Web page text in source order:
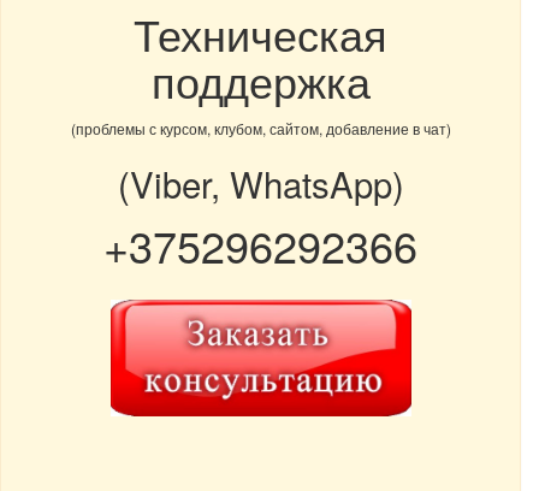
Техническая
поддержка
(проблемы с курсом, клубом, сайтом, добавление в чат)
(Viber, WhatsApp)
+375296292366